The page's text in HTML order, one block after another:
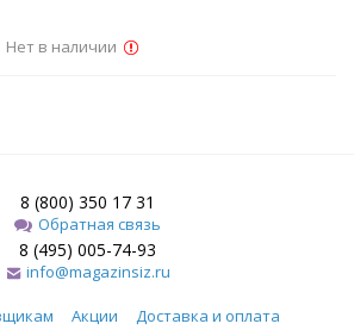
Нет в наличии
8 (800) 350 17 31
Обратная связь
8 (495) 005-74-93
info@magazinsiz.ru
Акции Доставка и оплата